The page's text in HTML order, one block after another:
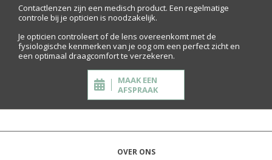
Contactlenzen zijn een medisch product. Een regelmatige
controle bij je opticien is noodzakelijk.
Je opticien controleert of de lens overeenkomt met de
fysiologische kenmerken van je oog om een perfect zicht en
een optimaal draagcomfort te verzekeren.
MAAK EEN
AFSPRAAK
OVER ONS